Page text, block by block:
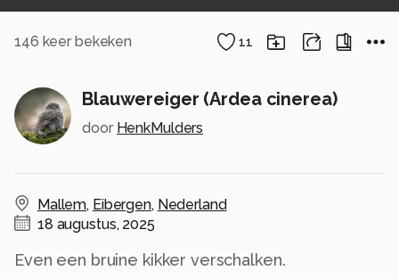
146 keer bekeken 11
Blauwereiger (Ardea cinerea)
door HenkMulders
Mallem, Eibergen, Nederland
18 augustus, 2025
Even een bruine kikker verschalken.